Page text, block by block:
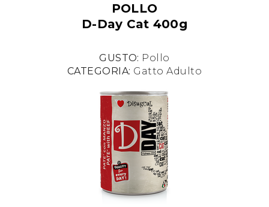
POLLO
D-Day Cat 400g
GUSTO: Pollo
CATEGORIA: Gatto Adulto